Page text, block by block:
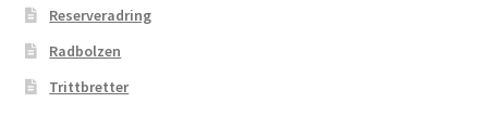
Reserveradring
Radbolzen
Trittbretter